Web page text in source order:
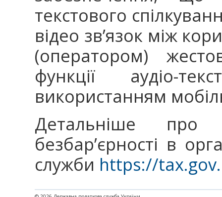
текстового
відео зв’язок між
(оператором)
функції аудіо-
використанням
Детальніше
безбар’єрності в
служби https://